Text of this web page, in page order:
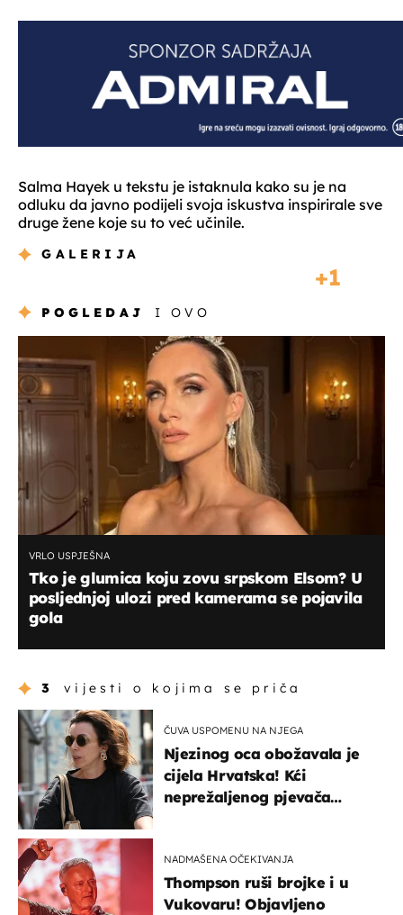
Salma Hayek u tekstu je istaknula kako su je na
odluku da javno podijeli svoja iskustva inspirirale sve
druge žene koje su to već učinile.
GALERIJA
1
POGLEDAJ I OVO
VRLO USPJEŠNA
Tko je glumica koju zovu srpskom Elsom? U
posljednjoj ulozi pred kamerama se pojavila
gola
3 vijesti o kojima se priča
ČUVA USPOMENU NA NJEGA
Njezinog oca obožavala je
cijela Hrvatska! Kći
neprežaljenog pjevača
NADMAŠENA OČEKIVANJA
Thompson ruši brojke i u
Vukovaru! Objavljeno